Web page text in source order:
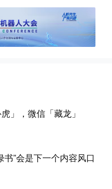
」，微信「藏龙」
书”会是下一个内容风口